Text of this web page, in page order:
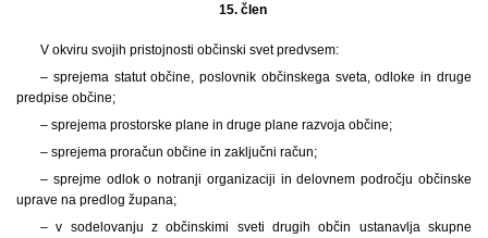
15. člen
V okviru svojih pristojnosti občinski svet predvsem:
– sprejema statut občine, poslovnik občinskega sveta, odloke in druge
predpise občine;
– sprejema prostorske plane in druge plane razvoja občine;
– sprejema proračun občine in zaključni račun;
– sprejme odlok o notranji organizaciji in delovnem področju občinske
uprave na predlog župana;
– v sodelovanju z občinskimi sveti drugih občin ustanavlja skupne